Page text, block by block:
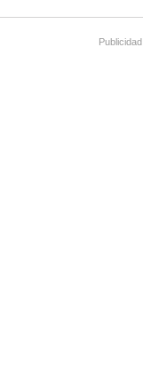
Publicidad